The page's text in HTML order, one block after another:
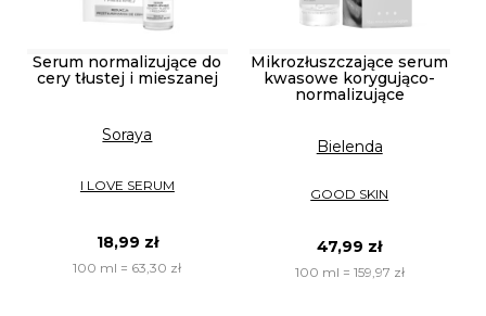
Serum normalizujące do
cery tłustej i mieszanej
Soraya
I LOVE SERUM
18,99 zł
100 ml = 63,30 zł
Mikrozłuszczające serum
kwasowe korygująco-
normalizujące
Bielenda
GOOD SKIN
47,99 zł
100 ml = 159,97 zł